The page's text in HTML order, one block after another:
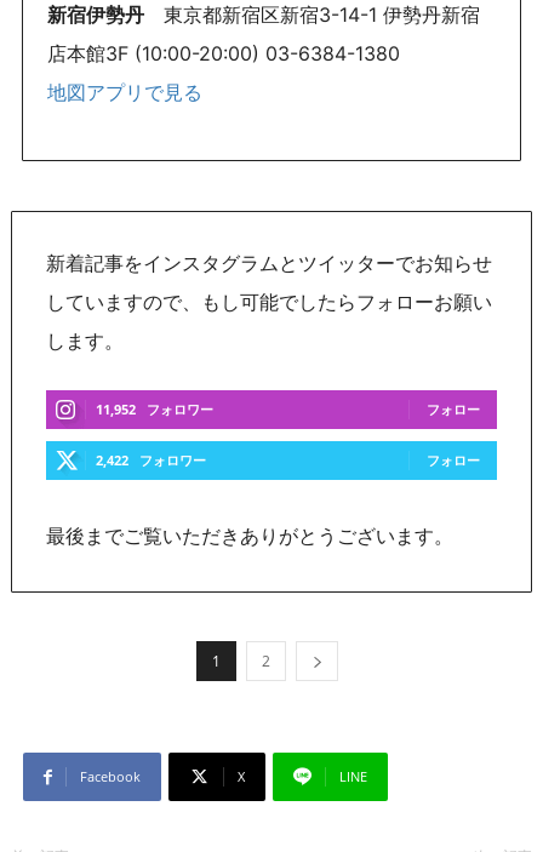
新宿伊勢丹 東京都新宿区新宿3-14-1 伊勢丹新宿
店本館3F (10:00-20:00) 03-6384-1380
地図アプリで見る
新着記事をインスタグラムとツイッターでお知らせ
していますので、もし可能でしたらフォローお願い
します。
11,952 フォロワー フォロー
2,422 フォロワー フォロー
最後までご覧いただきありがとうございます。
1 2
Facebook X LINE